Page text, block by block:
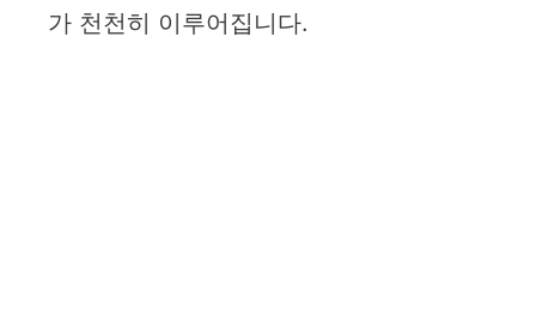
가 천천히 이루어집니다.